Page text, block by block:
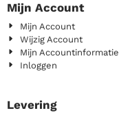
Mijn Account
Mijn Account
Wijzig Account
Mijn Accountinformatie
Inloggen
Levering